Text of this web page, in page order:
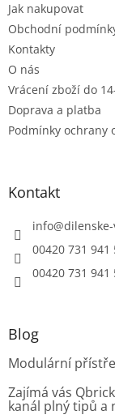
Jak nakupovat
Obchodní
Kontakty
O nás
Vrácení zboží do
Doprava a platba
Podmínky ochrany
Kontakt
info@
00420 731 941
00420 731 941
Blog
Modulární
Zajímá vás
kanál plný tipů a